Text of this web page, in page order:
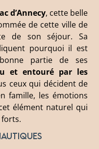
d’Annecy, cette belle
de cette ville de
de son séjour. Sa
pourquoi il est
partie de ses
et entouré par les
ceux qui décident de
famille, les émotions
élément naturel qui